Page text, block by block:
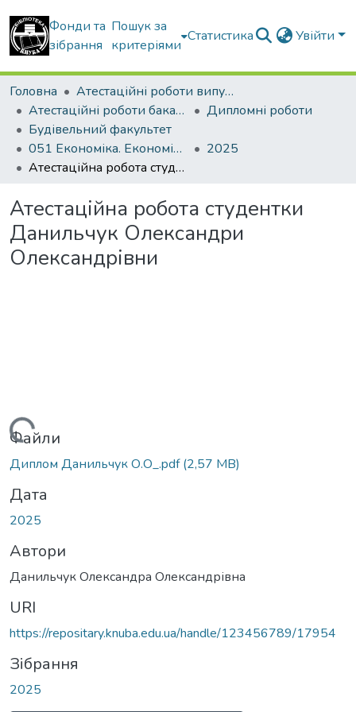
Фонди та
зібрання
Пошук за
критеріями
Статистика Увійти
Головна
Атестаційні роботи випускників
Атестаційні роботи бакалаврів
Дипломні роботи
Будівельний факультет
051 Економіка. Економіка підприємства
2025
Атестаційна робота студентки Данильчук Олександри Олександрівни
Атестаційна робота студентки
Данильчук Олександри
Олександрівни
Вантажиться...
Файли
Диплом Данильчук О.О_.pdf(2,57 MB)
Дата
2025
Автори
Данильчук Олександра Олександрівна
URI
https://repositary.knuba.edu.ua/handle/123456789/17954
Зібрання
2025